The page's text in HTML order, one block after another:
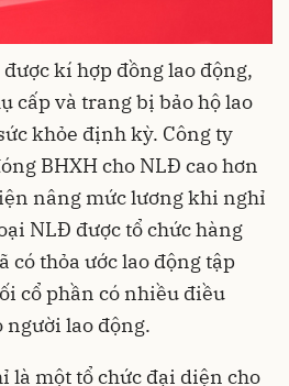
kí hợp đồng lao động,
cấp và trang bị bảo hộ lao
khỏe định kỳ. Công ty
BHXH cho NLĐ cao hơn
nâng mức lương khi nghỉ
NLĐ được tổ chức hàng
có thỏa ước lao động tập
cổ phần có nhiều điều
người lao động.
là một tổ chức đại diện cho